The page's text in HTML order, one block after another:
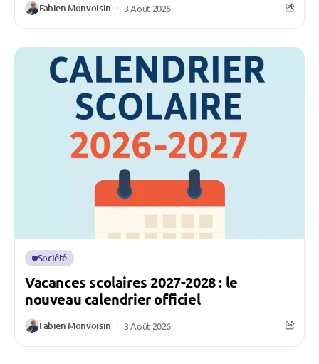
Fabien Monvoisin 3 Août 2026
Société
Vacances scolaires 2027-2028 : le
nouveau calendrier officiel
Fabien Monvoisin 3 Août 2026